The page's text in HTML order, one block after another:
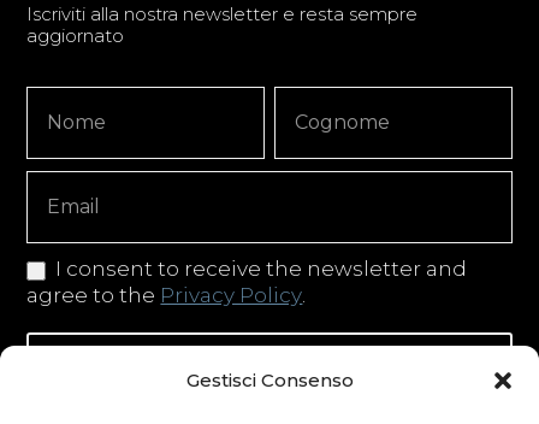
Gestisci Consenso
Iscriviti alla nostra newsletter e resta sempre
aggiornato
Signup
Copy
I consent to receive the newsletter and
agree to the Privacy Policy.
Iscriviti alla newsletter